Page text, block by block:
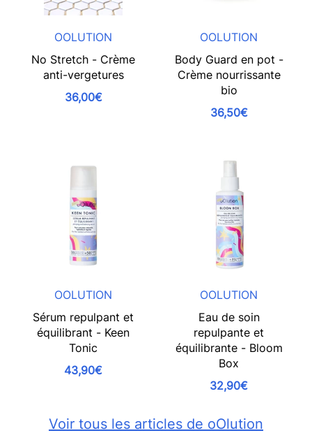
OOLUTION
No Stretch - Crème
anti-vergetures
36,00€
OOLUTION
Body Guard en pot -
Crème nourrissante
bio
36,50€
OOLUTION
Sérum repulpant et
équilibrant - Keen
Tonic
43,90€
OOLUTION
Eau de soin
repulpante et
équilibrante - Bloom
Box
32,90€
Voir tous les articles de oOlution